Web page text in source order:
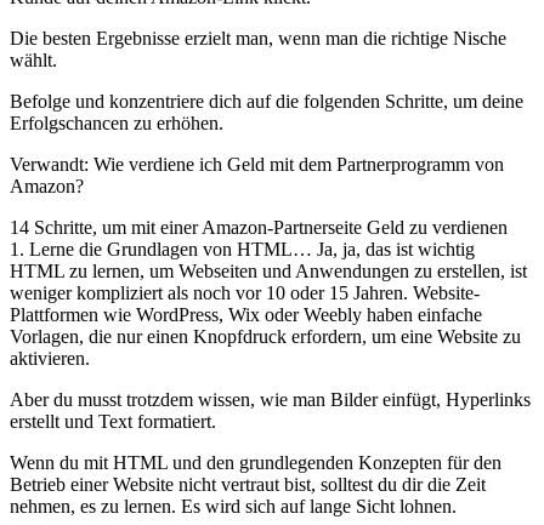
Die besten Ergebnisse erzielt man, wenn man die richtige Nische
wählt.
Befolge und konzentriere dich auf die folgenden Schritte, um deine
Erfolgschancen zu erhöhen.
Verwandt: Wie verdiene ich Geld mit dem Partnerprogramm von
Amazon?
14 Schritte, um mit einer Amazon-Partnerseite Geld zu verdienen
1. Lerne die Grundlagen von HTML… Ja, ja, das ist wichtig
HTML zu lernen, um Webseiten und Anwendungen zu erstellen, ist
weniger kompliziert als noch vor 10 oder 15 Jahren. Website-
Plattformen wie WordPress, Wix oder Weebly haben einfache
Vorlagen, die nur einen Knopfdruck erfordern, um eine Website zu
aktivieren.
Aber du musst trotzdem wissen, wie man Bilder einfügt, Hyperlinks
erstellt und Text formatiert.
Wenn du mit HTML und den grundlegenden Konzepten für den
Betrieb einer Website nicht vertraut bist, solltest du dir die Zeit
nehmen, es zu lernen. Es wird sich auf lange Sicht lohnen.